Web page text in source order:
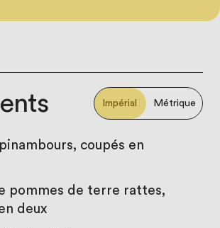
Impérial Métrique
coupés en
pommes de terre rattes,
deux